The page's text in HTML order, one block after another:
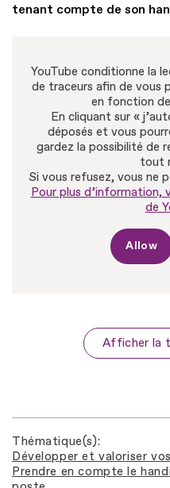
tenant compte de son
YouTube conditionne la
de traceurs afin de vous
en fonction
En cliquant sur «
déposés et vous
gardez la possibilité de
tout
Si vous refusez, vous ne
Pour plus d’information,
de
Allow
Afficher la
Thématique(s)
Développer et valoriser
Prendre en compte le